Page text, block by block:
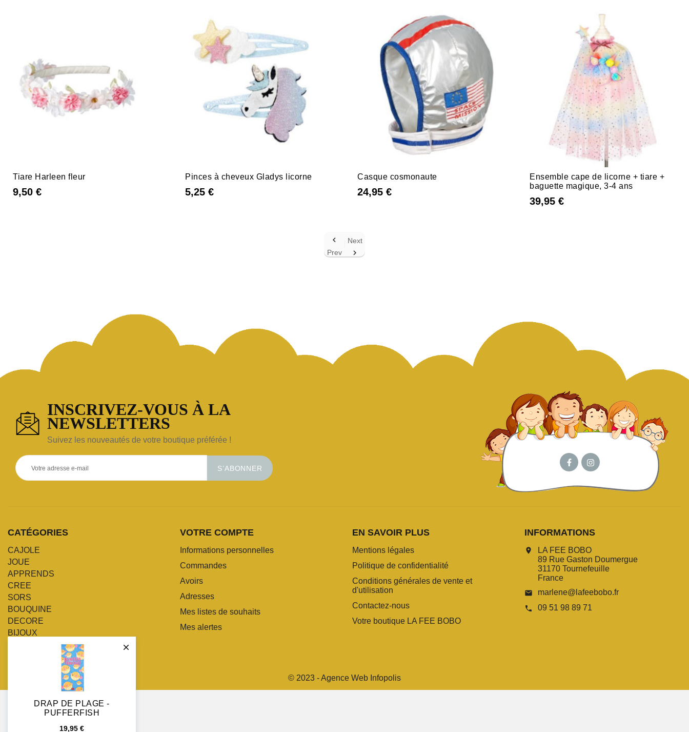

DRAP DE PLAGE -
PUFFERFISH
19,95 €
Tiare Harleen fleur
9,50 €
Pinces à cheveux Gladys licorne
5,25 €
Casque cosmonaute
24,95 €
Ensemble cape de licorne + tiare +
baguette magique, 3-4 ans
39,95 €

Prev
Next

INSCRIVEZ-VOUS À LA
NEWSLETTERS
Suivez les nouveautés de votre boutique préférée !
S’ABONNER
CATÉGORIES
CAJOLE
JOUE
APPRENDS
CREE
SORS
BOUQUINE
DECORE
BIJOUX
VOTRE COMPTE
Informations personnelles
Commandes
Avoirs
Adresses
Mes listes de souhaits
Mes alertes
EN SAVOIR PLUS
Mentions légales
Politique de confidentialité
Conditions générales de vente et
d'utilisation
Contactez-nous
Votre boutique LA FEE BOBO
INFORMATIONS
location_on
LA FEE BOBO
89 Rue Gaston Doumergue
31170 Tournefeuille
France
email marlene@lafeebobo.fr
call 09 51 98 89 71
© 2023 - Agence Web Infopolis